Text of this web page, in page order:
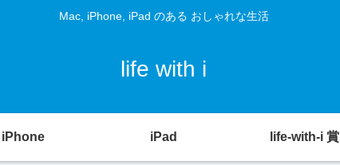
Mac, iPhone, iPad のある おしゃれな生活
life with i
iPhone iPad life-with-i 賞